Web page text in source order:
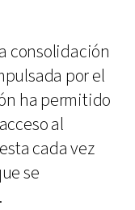
consolidación
por el
ha permitido
al
cada vez
se